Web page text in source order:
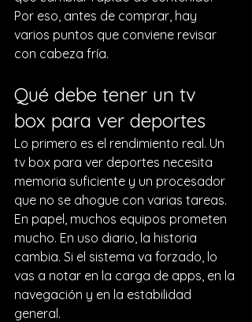
Por eso, antes de comprar, hay
varios puntos que conviene revisar
con cabeza fría.
Qué debe tener un tv
box para ver deportes
Lo primero es el rendimiento real. Un
tv box para ver deportes necesita
memoria suficiente y un procesador
que no se ahogue con varias tareas.
En papel, muchos equipos prometen
mucho. En uso diario, la historia
cambia. Si el sistema va forzado, lo
vas a notar en la carga de apps, en la
navegación y en la estabilidad
general.